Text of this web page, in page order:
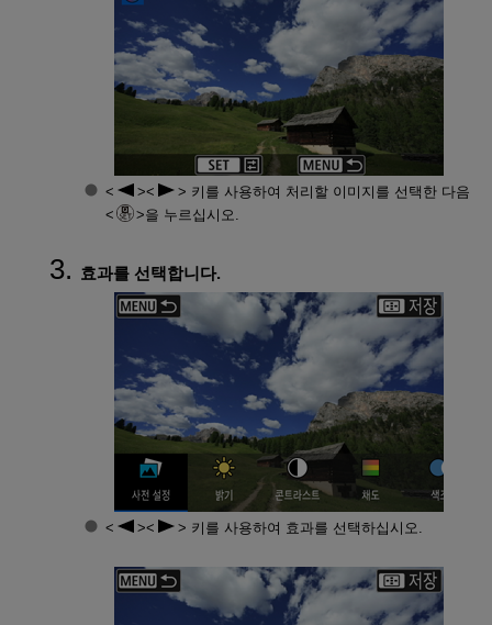
키를 사용하여 처리할 이미지를 선택한 다음
을 누르십시오.
효과를 선택합니다.
키를 사용하여 효과를 선택하십시오.